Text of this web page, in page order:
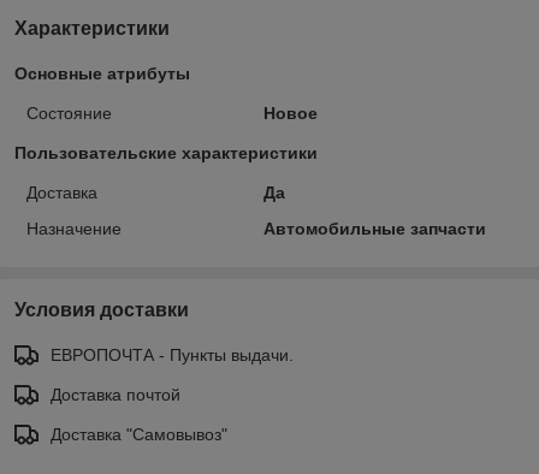
Характеристики
Основные атрибуты
Состояние Новое
Пользовательские характеристики
Доставка
Да
Назначение
Автомобильные запчасти
Условия доставки
ЕВРОПОЧТА - Пункты выдачи.
Доставка почтой
Доставка "Самовывоз"